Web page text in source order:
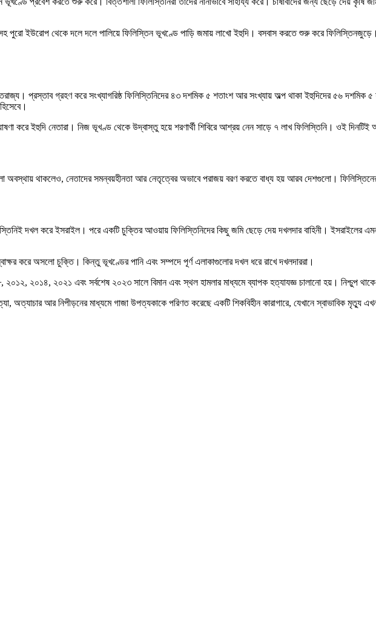
পুরো ইউরোপ থেকে দলে দলে পালিয়ে ফিলিস্তিন ভূখণ্ডে পাড়ি জমায় লাখো ইহুদি। বসবাস করতে শুরু করে
প্রস্তাব গ্রহণ করে সংখ্যাগরিষ্ঠ ফিলিস্তিনিদের ৪৩ দশমিক ৫ শতাংশ আর সংখ্যায় অল্প থাকা ইহুদিদের ৫৬ দশমিক
করে ইহুদি নেতারা। নিজ ভূখণ্ড থেকে উদ্বাস্তু হয়ে শরণার্থী শিবিরে আশ্রয় নেন সাড়ে ৭ লাখ ফিলিস্তিনি। ওই দিনটিই
থাকলেও, নেতাদের সমন্বয়হীনতা আর নেতৃত্বের অভাবে পরাজয় বরণ করতে বাধ্য হয় আরব দেশগুলো।
দখল করে ইসরাইল। পরে একটি চুক্তির আওয়ায় ফিলিস্তিনিদের কিছু জমি ছেড়ে দেয় দখলদার বাহিনী। ইসরাইলের এমন
করে অসলো চুক্তি। কিন্তু ভূখণ্ডের পানি এবং সম্পদে পূর্ণ এলাকাগুলোর দখল ধরে রাখে দখলদাররা।
২০১৪, ২০২১ এবং সর্বশেষ ২০২৩ সালে বিমান এবং স্থল হামলার মাধ্যমে ব্যাপক হত্যাযজ্ঞ চালানো হয়। নিশ্চুপ
আর নিপীড়নের মাধ্যমে গাজা উপত্যকাকে পরিণত করেছে একটি শিকবিহীন কারাগারে, যেখানে স্বাভাবিক মৃত্যু